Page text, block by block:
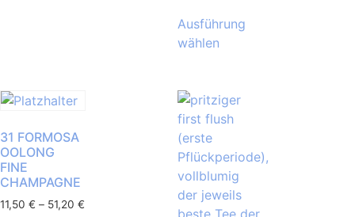
Ausführung
wählen
31 FORMOSA
OOLONG
FINE
CHAMPAGNE
11,50 € – 51,20 €